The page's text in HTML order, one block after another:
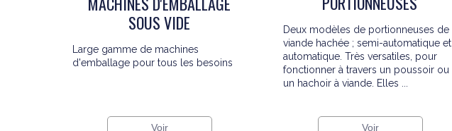
SOUS VIDE
Large gamme de machines
d'emballage pour tous les besoins
Voir
Deux modèles de portionneuses de
viande hachée ; semi-automatique et
automatique. Très versatiles, pour
fonctionner à travers un poussoir ou
un hachoir à viande. Elles ...
Voir